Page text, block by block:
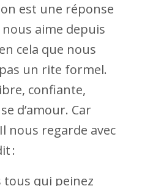
est une réponse
nous aime depuis
cela que nous
un rite formel.
confiante,
d’amour. Car
nous regarde avec
:
tous qui peinez